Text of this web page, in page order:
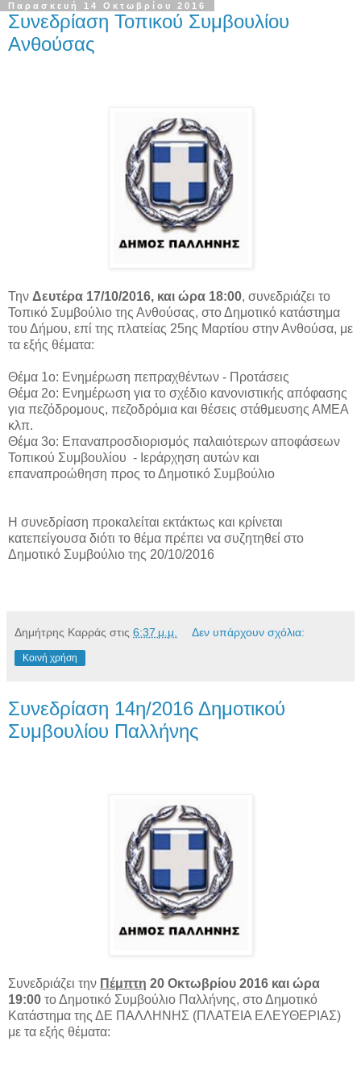
Παρασκευή 14 Οκτωβρίου 2016
Συνεδρίαση Τοπικού Συμβουλίου
Ανθούσας
Την Δευτέρα 17/10/2016, και ώρα 18:00, συνεδριάζει το
Τοπικό Συμβούλιο της Ανθούσας, στο Δημοτικό κατάστημα
του Δήμου, επί της πλατείας 25ης Μαρτίου στην Ανθούσα, με
τα εξής θέματα:
Θέμα 1ο: Ενημέρωση πεπραχθέντων - Προτάσεις
Θέμα 2ο: Ενημέρωση για το σχέδιο κανονιστικής απόφασης
για πεζόδρομους, πεζοδρόμια και θέσεις στάθμευσης ΑΜΕΑ
κλπ.
Θέμα 3ο: Επαναπροσδιορισμός παλαιότερων αποφάσεων
Τοπικού Συμβουλίου - Ιεράρχηση αυτών και
επαναπροώθηση προς το Δημοτικό Συμβούλιο
Η συνεδρίαση προκαλείται εκτάκτως και κρίνεται
κατεπείγουσα διότι το θέμα πρέπει να συζητηθεί στο
Δημοτικό Συμβούλιο της 20/10/2016
Δημήτρης Καρράς στις 6:37 μ.μ. Δεν υπάρχουν σχόλια:
Κοινή χρήση
Συνεδρίαση 14η/2016 Δημοτικού
Συμβουλίου Παλλήνης
Συνεδριάζει την Πέμπτη 20 Οκτωβρίου 2016 και ώρα
19:00 το Δημοτικό Συμβούλιο Παλλήνης, στο Δημοτικό
Κατάστημα της ΔΕ ΠΑΛΛΗΝΗΣ (ΠΛΑΤΕΙΑ ΕΛΕΥΘΕΡΙΑΣ)
με τα εξής θέματα: